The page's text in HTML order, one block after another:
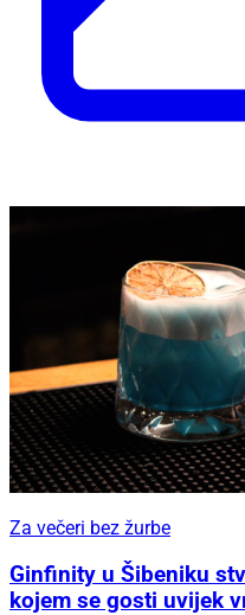
Za večeri bez žurbe
Ginfinity u Šibeniku
kojem se gosti uvijek